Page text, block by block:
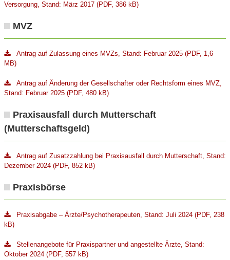
Versorgung, Stand: März 2017 (PDF, 386 kB)
MVZ
Antrag auf Zulassung eines MVZs, Stand: Februar 2025 (PDF, 1,6
MB)
Antrag auf Änderung der Gesellschafter oder Rechtsform eines MVZ,
Stand: Februar 2025 (PDF, 480 kB)
Praxisausfall durch Mutterschaft
(Mutterschaftsgeld)
Antrag auf Zusatzzahlung bei Praxisausfall durch Mutterschaft, Stand:
Dezember 2024 (PDF, 852 kB)
Praxisbörse
Praxisabgabe – Ärzte/Psychotherapeuten, Stand: Juli 2024 (PDF, 238
kB)
Stellenangebote für Praxispartner und angestellte Ärzte, Stand:
Oktober 2024 (PDF, 557 kB)